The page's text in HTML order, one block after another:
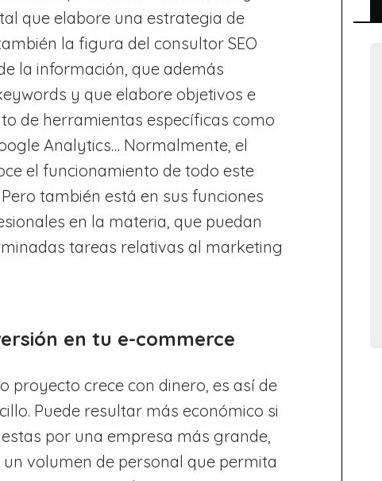
que elabore una estrategia de
la figura del consultor SEO
la información, que además
y que elabore objetivos e
de herramientas específicas como
Analytics… Normalmente, el
el funcionamiento de todo este
también está en sus funciones
en la materia, que puedan
tareas relativas al marketing
en tu e-commerce
proyecto crece con dinero, es así de
Puede resultar más económico si
por una empresa más grande,
un volumen de personal que permita